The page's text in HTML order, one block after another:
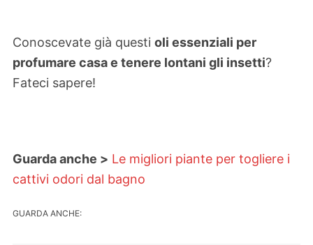
Conoscevate già questi oli essenziali per
profumare casa e tenere lontani gli insetti?
Fateci sapere!
Guarda anche > Le migliori piante per togliere i
cattivi odori dal bagno
GUARDA ANCHE: